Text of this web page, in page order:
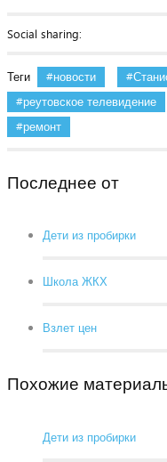
Social sharing:
Теги новости
реутовское телевидение
ремонт
Последнее от
Дети из пробирки
Школа ЖКХ
Взлет цен
Похожие
Дети из пробирки